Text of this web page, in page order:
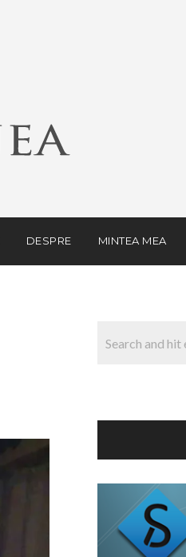
DESPRE MINTEA MEA